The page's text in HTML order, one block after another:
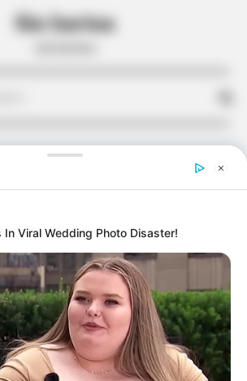
Sin harina
In Viral Wedding Photo Disaster!